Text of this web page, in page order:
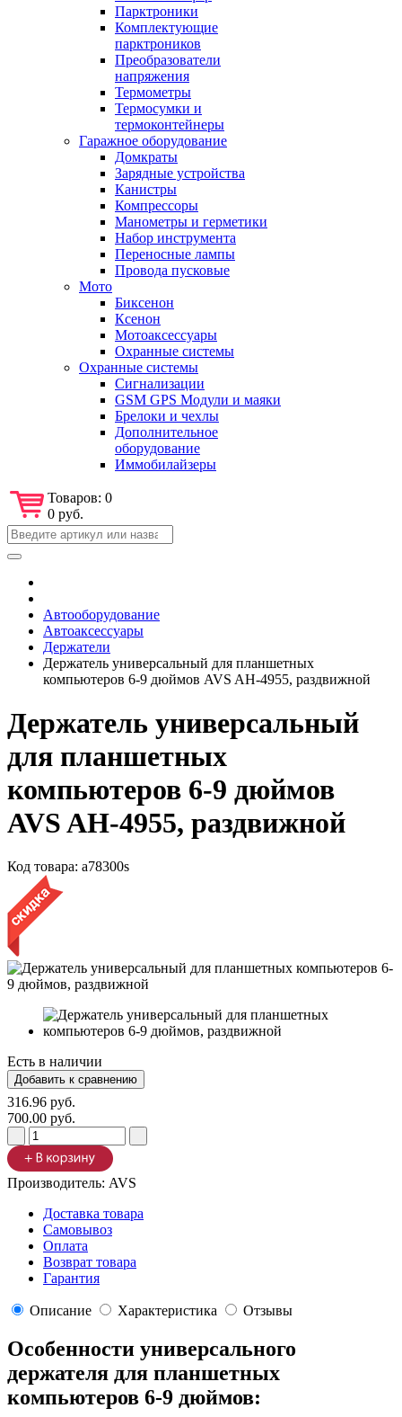
Парктроники
Комплектующие
парктроников
Преобразователи
напряжения
Термометры
Термосумки и
термоконтейнеры
Гаражное оборудование
Домкраты
Зарядные устройства
Канистры
Компрессоры
Манометры и герметики
Набор инструмента
Переносные лампы
Провода пусковые
Мото
Биксенон
Ксенон
Мотоаксессуары
Охранные системы
Охранные системы
Сигнализации
GSM GPS Модули и маяки
Брелоки и чехлы
Дополнительное
оборудование
Иммобилайзеры
Товаров: 0
0 руб.
Автооборудование
Автоаксессуары
Держатели
Держатель универсальный для планшетных
компьютеров 6-9 дюймов AVS AH-4955, раздвижной
Держатель универсальный
для планшетных
компьютеров 6-9 дюймов
AVS AH-4955, раздвижной
Код товара: a78300s
Есть в наличии
316.96 руб.
700.00 руб.
Производитель: AVS
Доставка товара
Самовывоз
Оплата
Возврат товара
Гарантия
Описание Характеристика Отзывы
Особенности универсального
держателя для планшетных
компьютеров 6-9 дюймов: